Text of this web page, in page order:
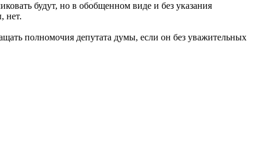
будут, но в обобщенном виде и без указания
нет.
полномочия депутата думы, если он без уважительных